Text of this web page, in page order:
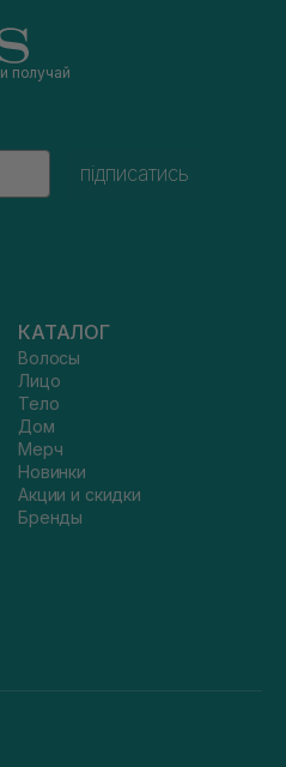
и получай
підписатись
КАТАЛОГ
Волосы
Лицо
Тело
Дом
Мерч
Новинки
Акции и скидки
Бренды